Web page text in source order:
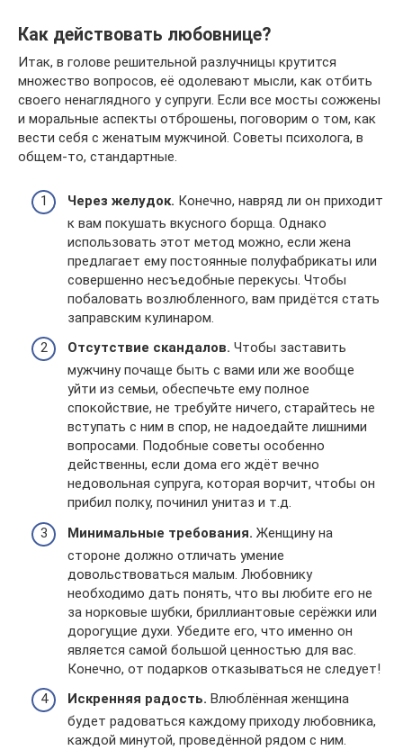
Как действовать любовнице?
Итак, в голове решительной разлучницы крутится
множество вопросов, её одолевают мысли, как отбить
своего ненаглядного у супруги. Если все мосты сожжены
и моральные аспекты отброшены, поговорим о том, как
вести себя с женатым мужчиной. Советы психолога, в
общем-то, стандартные.
Через желудок. Конечно, навряд ли он приходит
к вам покушать вкусного борща. Однако
использовать этот метод можно, если жена
предлагает ему постоянные полуфабрикаты или
совершенно несъедобные перекусы. Чтобы
побаловать возлюбленного, вам придётся стать
заправским кулинаром.
Отсутствие скандалов. Чтобы заставить
мужчину почаще быть с вами или же вообще
уйти из семьи, обеспечьте ему полное
спокойствие, не требуйте ничего, старайтесь не
вступать с ним в спор, не надоедайте лишними
вопросами. Подобные советы особенно
действенны, если дома его ждёт вечно
недовольная супруга, которая ворчит, чтобы он
прибил полку, починил унитаз и т.д.
Минимальные требования. Женщину на
стороне должно отличать умение
довольствоваться малым. Любовнику
необходимо дать понять, что вы любите его не
за норковые шубки, бриллиантовые серёжки или
дорогущие духи. Убедите его, что именно он
является самой большой ценностью для вас.
Конечно, от подарков отказываться не следует!
Искренняя радость. Влюблённая женщина
будет радоваться каждому приходу любовника,
каждой минутой, проведённой рядом с ним.